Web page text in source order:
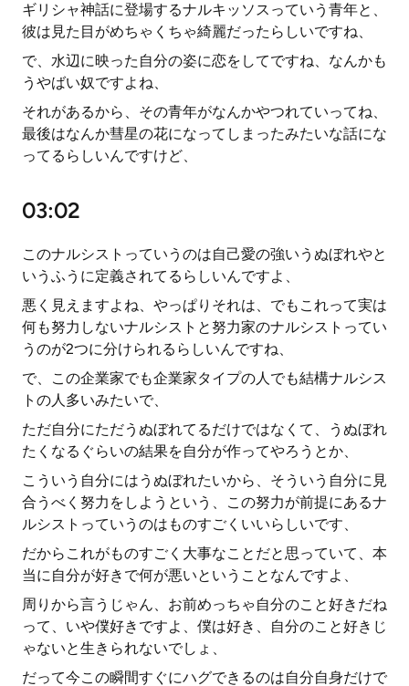
ギリシャ神話に登場するナルキッソスっていう青年と、
彼は見た目がめちゃくちゃ綺麗だったらしいですね、
で、水辺に映った自分の姿に恋をしてですね、なんかも
うやばい奴ですよね、
それがあるから、その青年がなんかやつれていってね、
最後はなんか彗星の花になってしまったみたいな話にな
ってるらしいんですけど、
03:02
このナルシストっていうのは自己愛の強いうぬぼれやと
いうふうに定義されてるらしいんですよ、
悪く見えますよね、やっぱりそれは、でもこれって実は
何も努力しないナルシストと努力家のナルシストってい
うのが2つに分けられるらしいんですね、
で、この企業家でも企業家タイプの人でも結構ナルシス
トの人多いみたいで、
ただ自分にただうぬぼれてるだけではなくて、うぬぼれ
たくなるぐらいの結果を自分が作ってやろうとか、
こういう自分にはうぬぼれたいから、そういう自分に見
合うべく努力をしようという、この努力が前提にあるナ
ルシストっていうのはものすごくいいらしいです、
だからこれがものすごく大事なことだと思っていて、本
当に自分が好きで何が悪いということなんですよ、
周りから言うじゃん、お前めっちゃ自分のこと好きだね
って、いや僕好きですよ、僕は好き、自分のこと好きじ
ゃないと生きられないでしょ、
だって今この瞬間すぐにハグできるのは自分自身だけで